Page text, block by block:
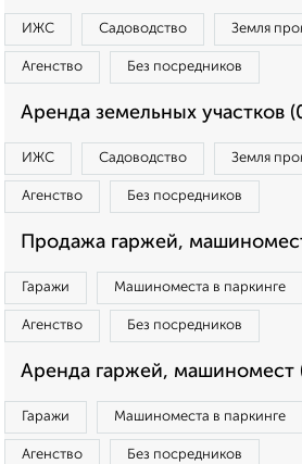
ИЖС Садоводство Земля
Агенство Без посредников
Аренда земельных участков
ИЖС Садоводство Земля
Агенство Без посредников
Продажа гаржей,
Гаражи Машиноместа в паркинге
Агенство Без посредников
Аренда гаржей, машиномест
Гаражи Машиноместа в паркинге
Агенство Без посредников